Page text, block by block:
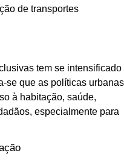
de transportes
tem se intensificado
se que as políticas urbanas
à habitação, saúde,
especialmente para